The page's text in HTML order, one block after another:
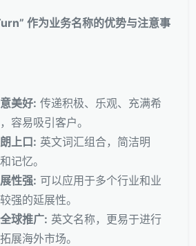
作为业务名称的优势与注意事
美好: 传递积极、乐观、充满希
容易吸引客户。
上口: 英文词汇组合，简洁明
记忆。
性强: 可以应用于多个行业和业
强的延展性。
球推广: 英文名称，更易于进行
展海外市场。